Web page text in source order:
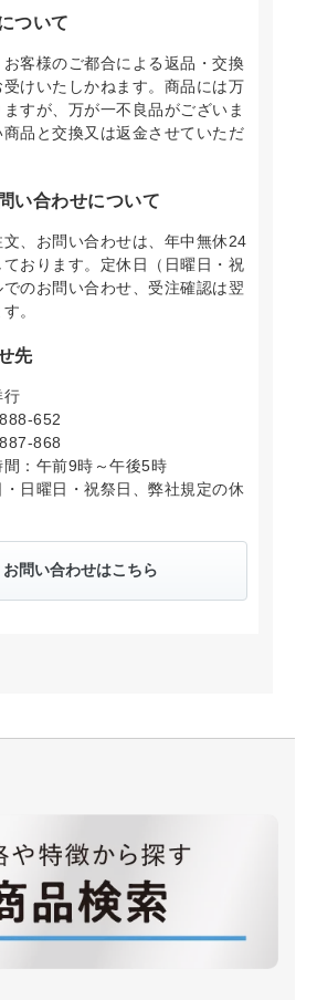
ついて
客様のご都合による返品・交換
けいたしかねます。商品には万
すが、万が一不良品がございま
商品と交換又は返金させていただ
い合わせについて
文、お問い合わせは、年中無休24
おります。定休日（日曜日・祝
のお問い合わせ、受注確認は翌
。
先
行
652
868
：午前9時～午後5時
日曜日・祝祭日、弊社規定の休
お問い合わせはこちら